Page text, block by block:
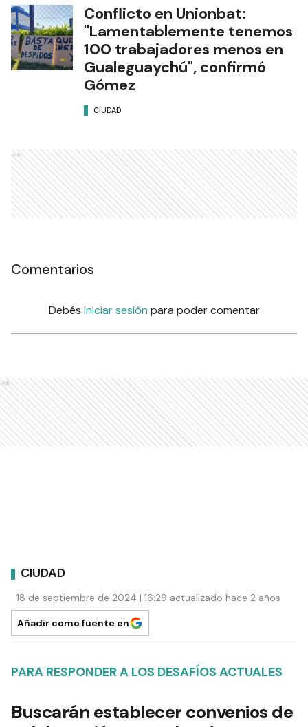
Conflicto en Unionbat:
"Lamentablemente tenemos
100 trabajadores menos en
Gualeguaychú", confirmó
Gómez
CIUDAD
Ads
Comentarios
Debés iniciar sesión para poder comentar
Ads
CIUDAD
18 de septiembre de 2024 | 16:29 actualizado hace 2 años
Añadir como fuente en
PARA RESPONDER A LOS DESAFÍOS ACTUALES
Buscarán establecer convenios de